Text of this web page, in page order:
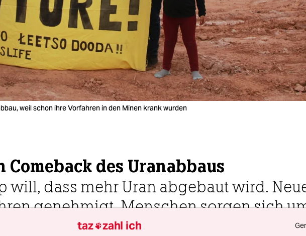
weil schon ihre Vorfahren in den Minen krank wurden
des Uranabbaus
will, dass mehr Uran abgebaut wird.
genehmigt. Menschen sorgen sich
taz zahl ich